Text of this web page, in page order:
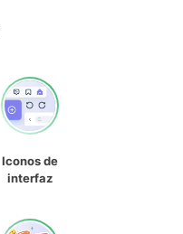
Iconos de
interfaz